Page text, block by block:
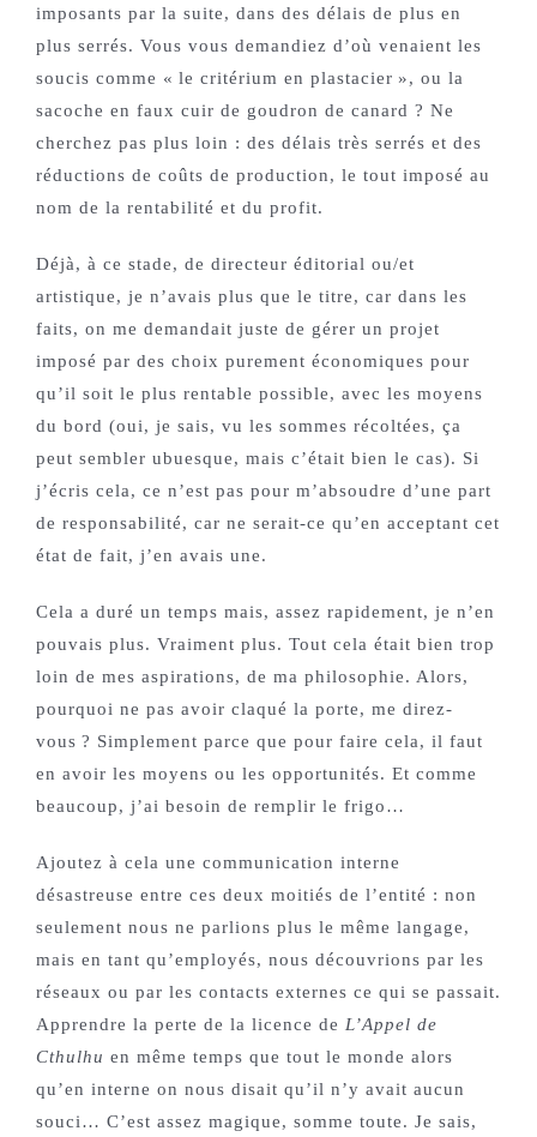
imposants par la suite, dans des délais de plus en
plus serrés. Vous vous demandiez d’où venaient les
soucis comme « le critérium en plastacier », ou la
sacoche en faux cuir de goudron de canard ? Ne
cherchez pas plus loin : des délais très serrés et des
réductions de coûts de production, le tout imposé au
nom de la rentabilité et du profit.
Déjà, à ce stade, de directeur éditorial ou/et
artistique, je n’avais plus que le titre, car dans les
faits, on me demandait juste de gérer un projet
imposé par des choix purement économiques pour
qu’il soit le plus rentable possible, avec les moyens
du bord (oui, je sais, vu les sommes récoltées, ça
peut sembler ubuesque, mais c’était bien le cas). Si
j’écris cela, ce n’est pas pour m’absoudre d’une part
de responsabilité, car ne serait-ce qu’en acceptant cet
état de fait, j’en avais une.
Cela a duré un temps mais, assez rapidement, je n’en
pouvais plus. Vraiment plus. Tout cela était bien trop
loin de mes aspirations, de ma philosophie. Alors,
pourquoi ne pas avoir claqué la porte, me direz-
vous ? Simplement parce que pour faire cela, il faut
en avoir les moyens ou les opportunités. Et comme
beaucoup, j’ai besoin de remplir le frigo…
Ajoutez à cela une communication interne
désastreuse entre ces deux moitiés de l’entité : non
seulement nous ne parlions plus le même langage,
mais en tant qu’employés, nous découvrions par les
réseaux ou par les contacts externes ce qui se passait.
Apprendre la perte de la licence de L’Appel de
Cthulhu en même temps que tout le monde alors
qu’en interne on nous disait qu’il n’y avait aucun
souci… C’est assez magique, somme toute. Je sais,